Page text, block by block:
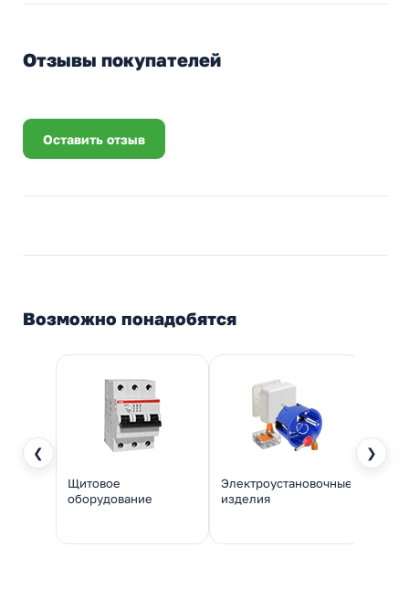
Отзывы покупателей
Оставить отзыв
Возможно понадобятся
❮ ❯
Щитовое
оборудование
Электроустановочные
изделия